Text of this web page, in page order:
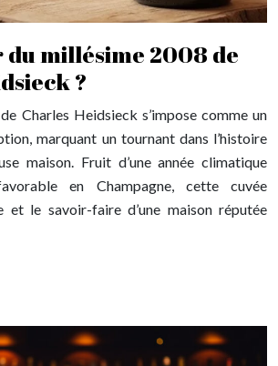
du millésime 2008 de
?
Charles Heidsieck s’impose comme un
marquant un tournant dans l’histoire
maison. Fruit d’une année climatique
en Champagne, cette cuvée
et le savoir-faire d’une maison réputée